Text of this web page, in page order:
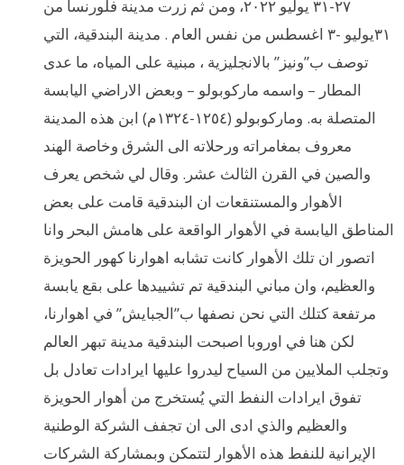
٢٧-٣١ يوليو ٢٠٢٢، ومن ثم زرت مدينة فلورنسا من
٣١يوليو -٣ اغسطس من نفس العام . مدينة البندقية، التي
توصف ب”ونيز” بالانجليزية ، مبنية على المياه، ما عدى
المطار – واسمه ماركوبولو – وبعض الاراضي اليابسة
المتصلة به. وماركوبولو (١٢٥٤-١٣٢٤م) ابن هذه المدينة
معروف بمغامراته ورحلاته الى الشرق وخاصة الهند
والصين في القرن الثالث عشر. وقال لي شخص يعرف
الأهوار والمستنقعات ان البندقية قامت على بعض
المناطق اليابسة في الأهوار الواقعة على هامش البحر وانا
اتصور ان تلك الأهوار كانت تشابه اهوارنا كهور الحويزة
والعظيم، وان مباني البندقية تم تشييدها على بقع يابسة
مرتفعة كتلك التي نحن نصفها ب”الجبايش” في اهوارنا،
لكن هنا في اوروبا اصبحت البندقية مدينة تبهر العالم
وتجلب الملايين من السياح ليدروا عليها ايرادات تعادل بل
تفوق ايرادات النفط التي يُستخرج من أهوار الحويزة
والعظيم والذي ادى الى ان تجفف الشركة الوطنية
الإيرانية للنفط هذه الأهوار لتتمكن وبمشاركة الشركات